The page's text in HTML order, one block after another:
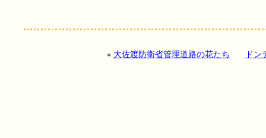
« 大佐渡防衛省管理道路の花たち ドン